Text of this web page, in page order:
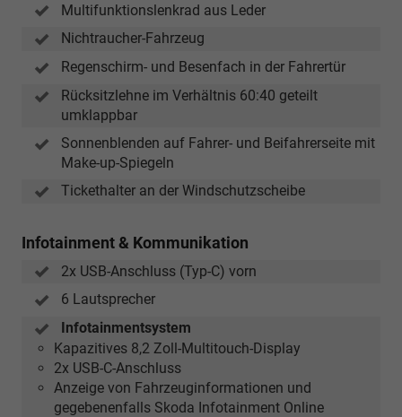
Multifunktionslenkrad aus Leder
Nichtraucher-Fahrzeug
Regenschirm- und Besenfach in der Fahrertür
Rücksitzlehne im Verhältnis 60:40 geteilt
umklappbar
Sonnenblenden auf Fahrer- und Beifahrerseite mit
Make-up-Spiegeln
Tickethalter an der Windschutzscheibe
Infotainment & Kommunikation
2x USB-Anschluss (Typ-C) vorn
6 Lautsprecher
Infotainmentsystem
Kapazitives 8,2 Zoll-Multitouch-Display
2x USB-C-Anschluss
Anzeige von Fahrzeuginformationen und
gegebenenfalls Skoda Infotainment Online